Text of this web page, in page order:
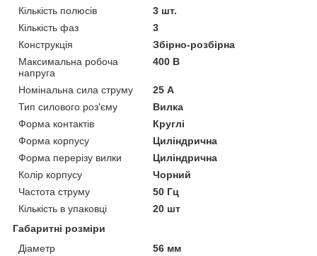
Кількість полюсів
3 шт.
Кількість фаз
3
Конструкція
Збірно-розбірна
Максимальна робоча
напруга
400 В
Номінальна сила струму
25 А
Тип силового роз'єму
Вилка
Форма контактів
Круглі
Форма корпусу
Циліндрична
Форма перерізу вилки
Циліндрична
Колір корпусу
Чорний
Частота струму
50 Гц
Кількість в упаковці
20 шт
Габаритні розміри
Діаметр
56 мм